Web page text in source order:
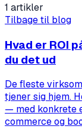
1 artikler
Tilbage til blog
Hvad er ROI
du det ud
De fleste
tjener sig hjem.
— med konkrete
commerce og